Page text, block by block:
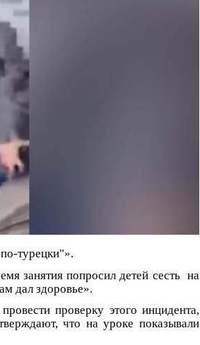
турецки"».
занятия попросил детей сесть на
дал здоровье».
проверку этого инцидента,
что на уроке показывали